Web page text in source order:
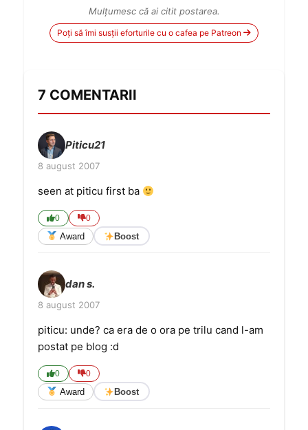
Mulțumesc că ai citit postarea.
Poți să îmi susții eforturile cu o cafea pe Patreon
7 COMENTARII
Piticu21
8 august 2007
seen at piticu first ba
0 0
Award Boost
dan s.
8 august 2007
piticu: unde? ca era de o ora pe trilu cand l-am
postat pe blog :d
0 0
Award Boost